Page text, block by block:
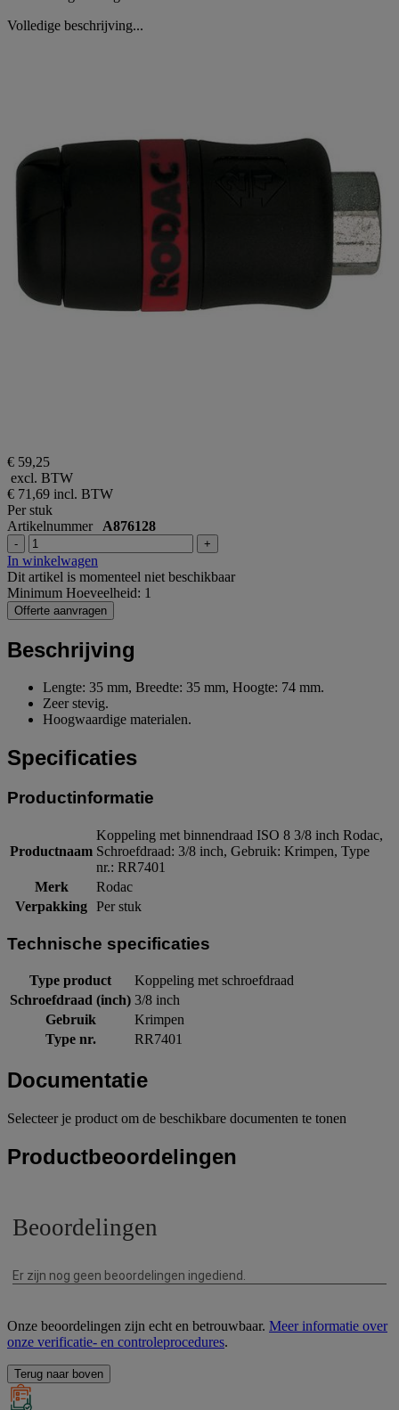
Volledige beschrijving...
€ 59,25
excl. BTW
€ 71,69 incl. BTW
Per stuk
Artikelnummer A876128
- +
In winkelwagen
Dit artikel is momenteel niet beschikbaar
Minimum Hoeveelheid: 1
Offerte aanvragen
Beschrijving
Lengte: 35 mm, Breedte: 35 mm, Hoogte: 74 mm.
Zeer stevig.
Hoogwaardige materialen.
Specificaties
Productinformatie
Productnaam
Koppeling met binnendraad ISO 8 3/8 inch Rodac,
Schroefdraad: 3/8 inch, Gebruik: Krimpen, Type
nr.: RR7401
Merk
Rodac
Verpakking Per stuk
Technische specificaties
Type product
Koppeling met schroefdraad
Schroefdraad (inch) 3/8 inch
Gebruik
Krimpen
Type nr.
RR7401
Documentatie
Selecteer je product om de beschikbare documenten te tonen
Productbeoordelingen
Onze beoordelingen zijn echt en betrouwbaar. Meer informatie over
onze verificatie- en controleprocedures.
Terug naar boven